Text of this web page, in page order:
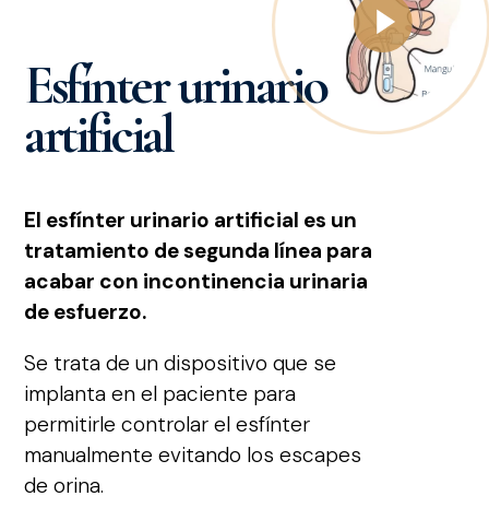
Esfínter urinario
artificial
El esfínter urinario artificial es un
tratamiento de segunda línea para
acabar con incontinencia urinaria
de esfuerzo.
Se trata de un dispositivo que se
implanta en el paciente para
permitirle controlar el esfínter
manualmente evitando los escapes
de orina.